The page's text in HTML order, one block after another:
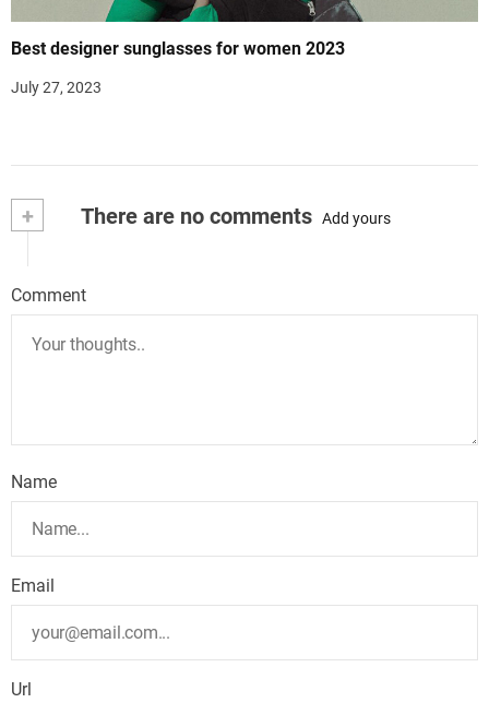
Best designer sunglasses for women 2023
July 27, 2023
+ There are no comments Add yours
Comment
Name
Email
Url